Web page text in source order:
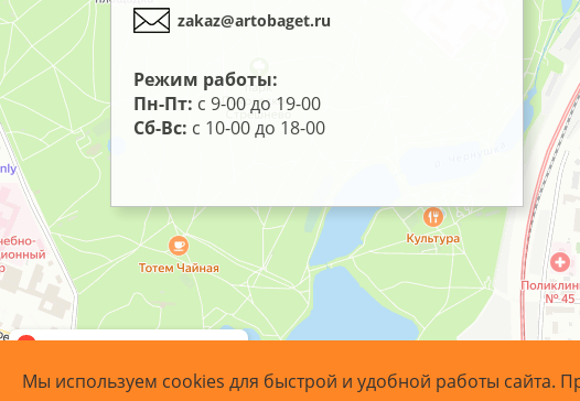
zakaz@artobaget.ru
Режим работы:
Пн-Пт: с 9-00 до 19-00
Сб-Вс: с 10-00 до 18-00
Мы используем cookies для быстрой и удобной работы сайта.